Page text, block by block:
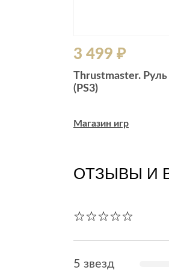
3 499 ₽
Thrustmaster. Руль
(PS3)
Магазин игр
ОТЗЫВЫ И
5 звезд